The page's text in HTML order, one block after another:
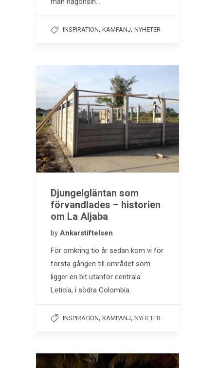
INSPIRATION, KAMPANJ, NYHETER
Djungelgläntan som
förvandlades – historien
om La Aljaba
by Ankarstiftelsen
För omkring tio år sedan kom vi för
första gången till området som
ligger en bit utanför centrala
Leticia, i södra Colombia.
INSPIRATION, KAMPANJ, NYHETER